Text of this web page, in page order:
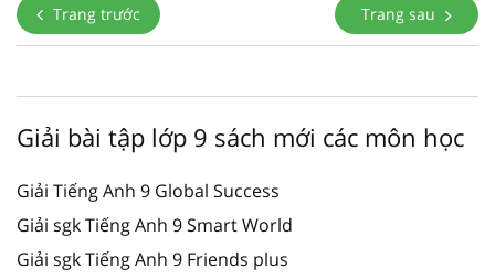
Trang trước Trang sau
Giải bài tập lớp 9 sách mới các môn học
Giải Tiếng Anh 9 Global Success
Giải sgk Tiếng Anh 9 Smart World
Giải sgk Tiếng Anh 9 Friends plus